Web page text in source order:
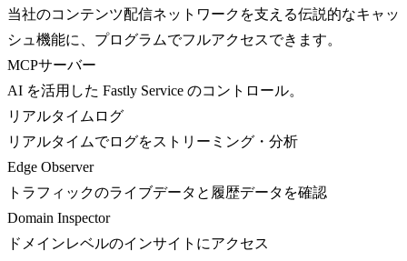
当社のコンテンツ配信ネットワークを支える伝説的なキャッ
シュ機能に、プログラムでフルアクセスできます。
MCPサーバー
AI を活用した Fastly Service のコントロール。
リアルタイムログ
リアルタイムでログをストリーミング・分析
Edge Observer
トラフィックのライブデータと履歴データを確認
Domain Inspector
ドメインレベルのインサイトにアクセス